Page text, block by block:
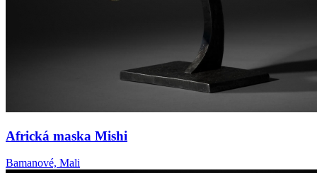
Africká maska Mishi
Bamanové, Mali